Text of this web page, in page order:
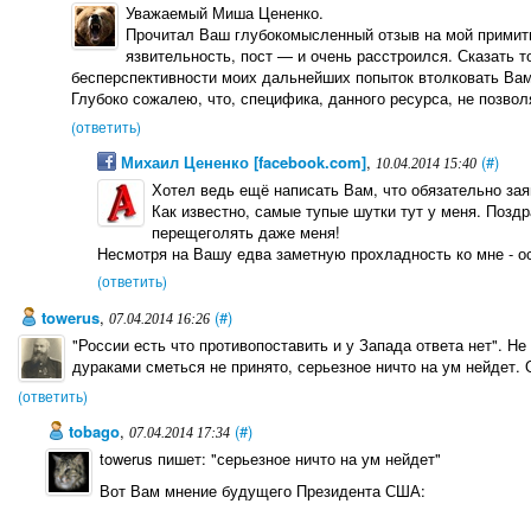
Уважаемый Миша Цененко.
Прочитал Ваш глубокомысленный отзыв на мой
язвительность, пост — и очень расстроился. Сказать
бесперспективности моих дальнейших попыток втолковать
Глубоко сожалею, что, специфика, данного ресурса, не
(ответить)
Михаил Цененко [facebook.com], 10.04.2014 15:40 (#)
Хотел ведь ещё написать Вам, что обязательно
Как известно, самые тупые шутки тут у меня.
перещеголять даже меня!
Несмотря на Вашу едва заметную прохладность ко мне -
(ответить)
towerus, 07.04.2014 16:26 (#)
"России есть что противопоставить и у Запада ответа нет".
дураками сметься не принято, серьезное ничто на ум
(ответить)
tobago, 07.04.2014 17:34 (#)
towerus пишет: "серьезное ничто на ум нейдет"
Вот Вам мнение будущего Президента США: